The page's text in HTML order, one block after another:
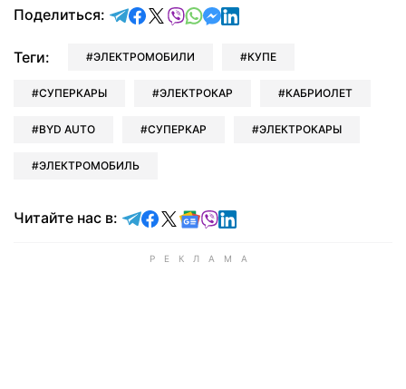
Поделиться: отправить в Telegram
поделиться в Facebook
поделиться в X
отправить в Viber
отправить в Whatsapp
отправить в Messenger
отправить в LinkedIn
Теги: ЭЛЕКТРОМОБИЛИ КУПЕ
СУПЕРКАРЫ ЭЛЕКТРОКАР КАБРИОЛЕТ
BYD AUTO СУПЕРКАР ЭЛЕКТРОКАРЫ
ЭЛЕКТРОМОБИЛЬ
Читайте нас в: Читайте в Telegram
Читайте в Facebook
Читайте в X
Читайте в Google news
Читайте в Viber
Читайте в LinkedIn